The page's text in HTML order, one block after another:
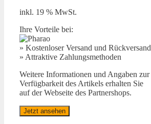
inkl. 19 % MwSt.
Ihre Vorteile bei:
» Kostenloser Versand und Rückversand
» Attraktive Zahlungsmethoden
Weitere Informationen und Angaben zur
Verfügbarkeit des Artikels erhalten Sie
auf der Webseite des Partnershops.
Jetzt ansehen